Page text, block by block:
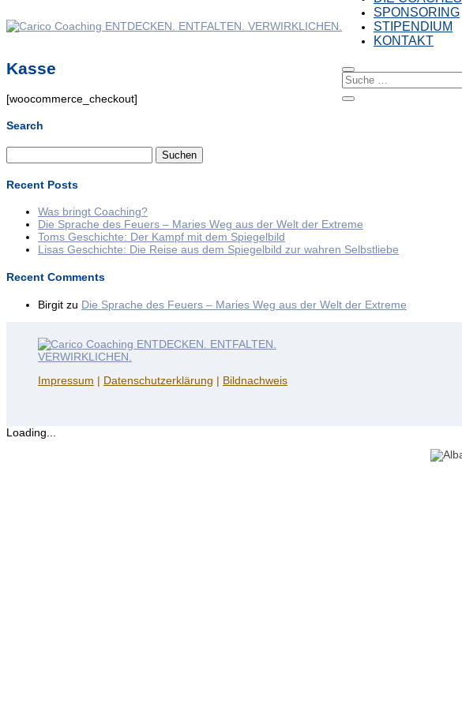
SPONSORING
STIPENDIUM
KONTAKT
Kasse
[woocommerce_checkout]
Search
nach:
Recent Posts
Was bringt Coaching?
Die Sprache des Feuers – Maries Weg aus der Welt der Extreme
Toms Geschichte: Der Kampf mit dem Spiegelbild
Lisas Geschichte: Die Reise aus dem Spiegelbild zur wahren Selbstliebe
Recent Comments
Birgit zu Die Sprache des Feuers – Maries Weg aus der Welt der Extreme
Impressum | Datenschutzerklärung | Bildnachweis
Loading...